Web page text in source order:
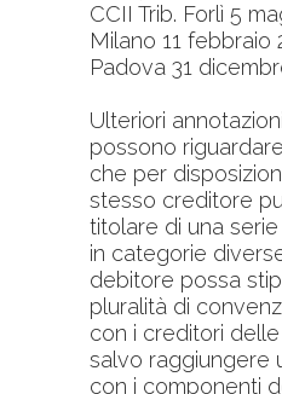
CCII Trib. Forlì 5
Milano 11 febbraio
Padova 31
Ulteriori
possono
che per
stesso creditore
titolare di una
in categorie
debitore possa
pluralità di
con i creditori
salvo raggiungere
con i componenti